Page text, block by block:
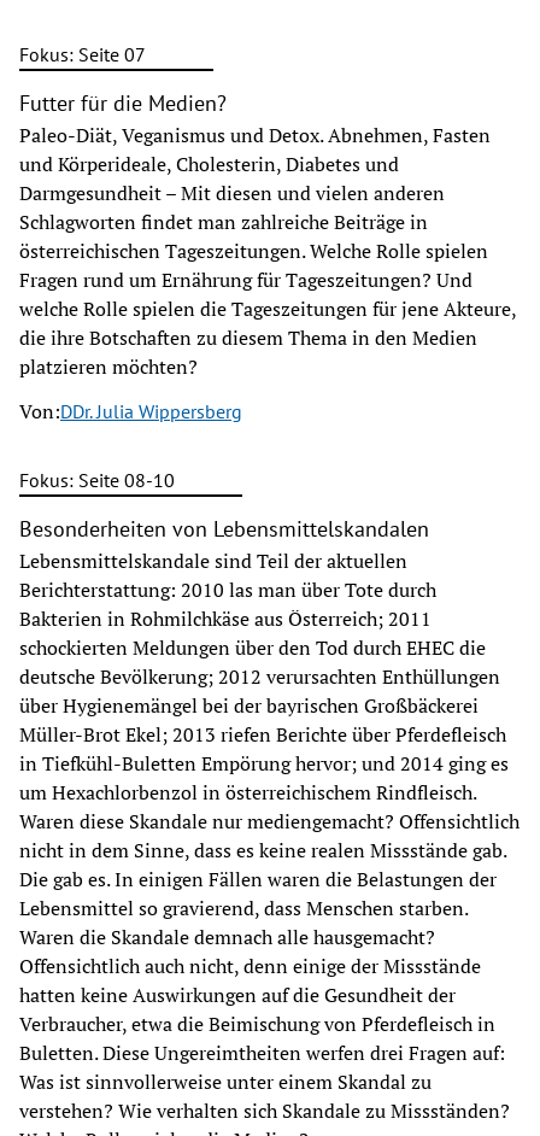
Fokus: Seite 07
Futter für die Medien?
Paleo-Diät, Veganismus und Detox. Abnehmen, Fasten
und Körperideale, Cholesterin, Diabetes und
Darmgesundheit – Mit diesen und vielen anderen
Schlagworten findet man zahlreiche Beiträge in
österreichischen Tageszeitungen. Welche Rolle spielen
Fragen rund um Ernährung für Tageszeitungen? Und
welche Rolle spielen die Tageszeitungen für jene Akteure,
die ihre Botschaften zu diesem Thema in den Medien
platzieren möchten?
Von:DDr. Julia Wippersberg
Fokus: Seite 08-10
Besonderheiten von Lebensmittelskandalen
Lebensmittelskandale sind Teil der aktuellen
Berichterstattung: 2010 las man über Tote durch
Bakterien in Rohmilchkäse aus Österreich; 2011
schockierten Meldungen über den Tod durch EHEC die
deutsche Bevölkerung; 2012 verursachten Enthüllungen
über Hygienemängel bei der bayrischen Großbäckerei
Müller-Brot Ekel; 2013 riefen Berichte über Pferdefleisch
in Tiefkühl-Buletten Empörung hervor; und 2014 ging es
um Hexachlorbenzol in österreichischem Rindfleisch.
Waren diese Skandale nur mediengemacht? Offensichtlich
nicht in dem Sinne, dass es keine realen Missstände gab.
Die gab es. In einigen Fällen waren die Belastungen der
Lebensmittel so gravierend, dass Menschen starben.
Waren die Skandale demnach alle hausgemacht?
Offensichtlich auch nicht, denn einige der Missstände
hatten keine Auswirkungen auf die Gesundheit der
Verbraucher, etwa die Beimischung von Pferdefleisch in
Buletten. Diese Ungereimtheiten werfen drei Fragen auf:
Was ist sinnvollerweise unter einem Skandal zu
verstehen? Wie verhalten sich Skandale zu Missständen?